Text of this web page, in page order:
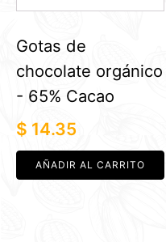
Gotas de
chocolate orgánico
- 65% Cacao
$ 14.35
AÑADIR AL CARRITO